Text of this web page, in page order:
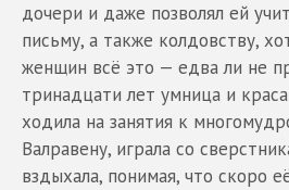
дочери и даже позволял ей
письму, а также колдовству,
женщин всё это — едва ли не
тринадцати лет умница и
ходила на занятия к
Валравену, играла со
вздыхала, понимая, что скоро